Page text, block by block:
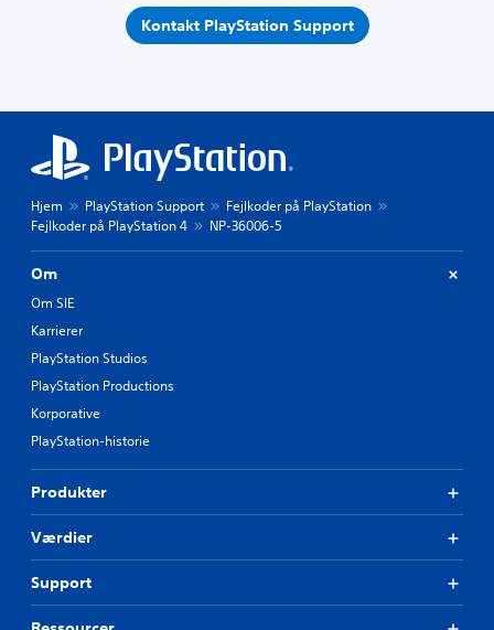
Kontakt PlayStation Support
Hjem PlayStation Support
Fejlkoder på PlayStation
Fejlkoder på PlayStation 4
NP-36006-5
Om
Om SIE
Karrierer
PlayStation Studios
PlayStation Productions
Korporative
PlayStation-historie
Produkter
Værdier
Support